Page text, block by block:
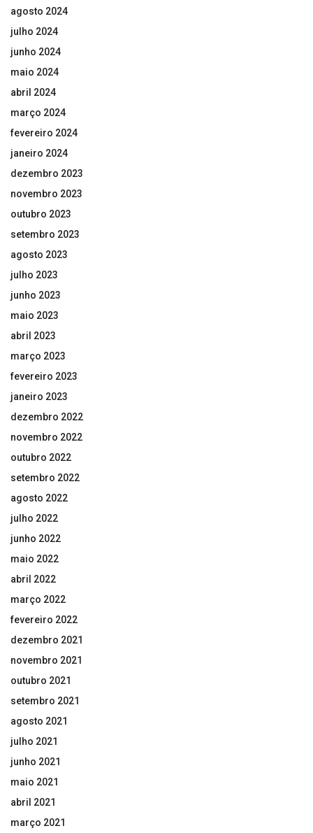
agosto 2024
julho 2024
junho 2024
maio 2024
abril 2024
março 2024
fevereiro 2024
janeiro 2024
dezembro 2023
novembro 2023
outubro 2023
setembro 2023
agosto 2023
julho 2023
junho 2023
maio 2023
abril 2023
março 2023
fevereiro 2023
janeiro 2023
dezembro 2022
novembro 2022
outubro 2022
setembro 2022
agosto 2022
julho 2022
junho 2022
maio 2022
abril 2022
março 2022
fevereiro 2022
dezembro 2021
novembro 2021
outubro 2021
setembro 2021
agosto 2021
julho 2021
junho 2021
maio 2021
abril 2021
março 2021